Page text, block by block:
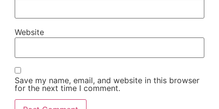
Website
Save my name, email, and website in this browser
for the next time I comment.